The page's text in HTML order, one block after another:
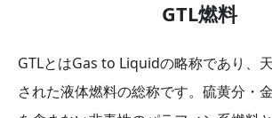
GTL燃料
GTLとはGas to Liquidの略称であり、
された液体燃料の総称です。硫黄分・